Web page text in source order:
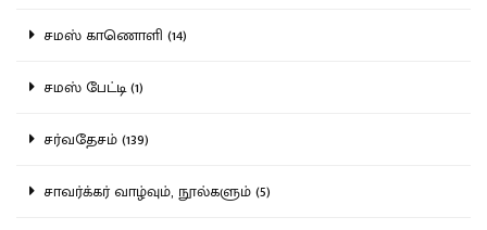
சமஸ் காணொளி (14)
சமஸ் பேட்டி (1)
சர்வதேசம் (139)
சாவர்க்கர் வாழ்வும், நூல்களும் (5)